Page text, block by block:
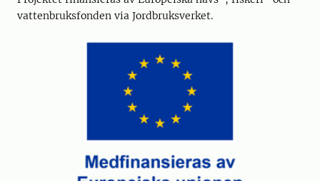
vattenbruksfonden via Jordbruksverket.